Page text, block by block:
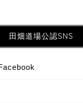
田畑道場公認SNS